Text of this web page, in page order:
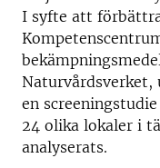
I syfte att
Naturvårdsverket,
en
24 olika lokaler i
analyserats.